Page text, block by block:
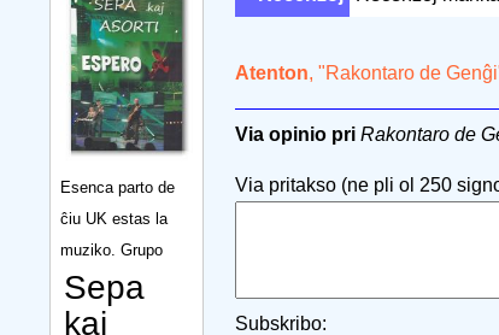
Esenca parto de
ĉiu UK estas la
muziko. Grupo
Sepa
kaj
Atenton, "Rakontaro de
Via opinio pri Rakontaro de
Via pritakso (ne pli ol 250
Subskribo: